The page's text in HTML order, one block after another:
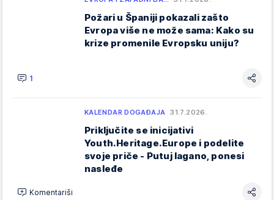
Požari u Španiji pokazali zašto
Evropa više ne može sama: Kako su
krize promenile Evropsku uniju?
1
KALENDAR DOGAĐAJA 31.7.2026.
Priključite se inicijativi
Youth.Heritage.Europe i podelite
svoje priče - Putuj lagano, ponesi
nasleđe
Komentariši